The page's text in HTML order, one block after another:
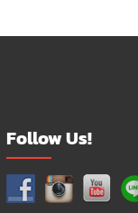
Follow Us!